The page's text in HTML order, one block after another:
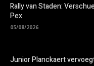
Rally van Staden:
Pex
05/08/2026
Junior Planckaert